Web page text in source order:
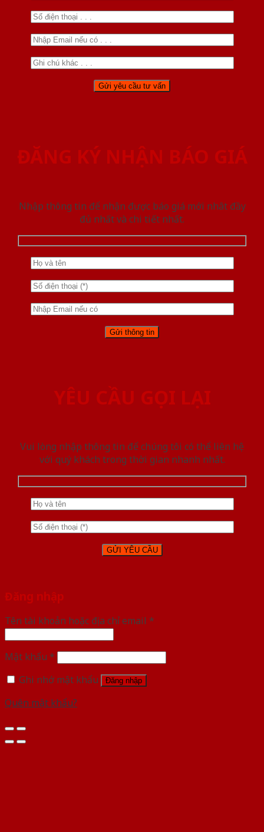
ĐĂNG KÝ NHẬN BÁO GIÁ
Nhập thông tin để nhận được báo giá mới nhât đầy
đủ nhất và chi tiết nhất.
YÊU CẦU GỌI LẠI
Vui lòng nhập thông tin để chúng tôi có thể liên hệ
với quý khách trong thời gian nhanh nhất.
Đăng nhập
Tên tài khoản hoặc địa chỉ email *
Mật khẩu *
Ghi nhớ mật khẩu
Đăng nhập
Quên mật khẩu?